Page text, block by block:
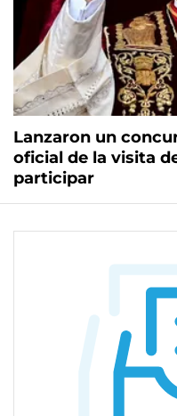
Lanzaron un
oficial de la visita
participar